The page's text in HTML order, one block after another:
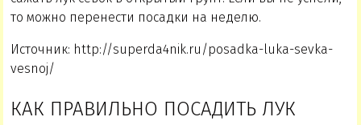
то можно перенести посадки на неделю.
Источник: http://superda4nik.ru/posadka-luka-sevka-
vesnoj/
КАК ПРАВИЛЬНО ПОСАДИТЬ ЛУК